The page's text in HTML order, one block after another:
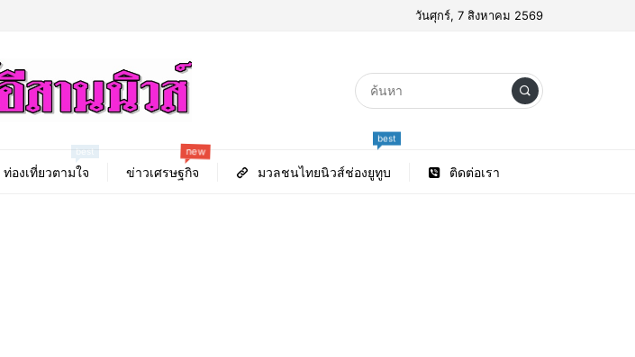
วันศุกร์, 7 สิงหาคม 2569
ท่องเที่ยวตามใจ
best
ข่าวเศรษฐกิจ
new
มวลชนไทยนิวส์ช่องยูทูบ
best
ติดต่อเรา